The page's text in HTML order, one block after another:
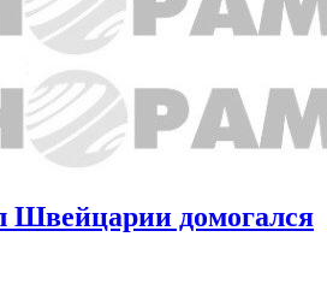
Швейцарии домогался